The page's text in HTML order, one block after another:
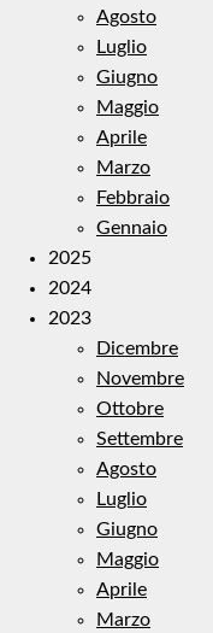
Agosto
Luglio
Giugno
Maggio
Aprile
Marzo
Febbraio
Gennaio
2025
2024
2023
Dicembre
Novembre
Ottobre
Settembre
Agosto
Luglio
Giugno
Maggio
Aprile
Marzo